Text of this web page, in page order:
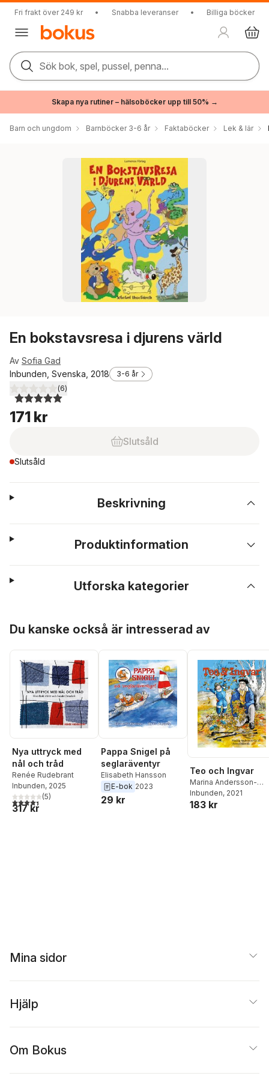
Fri frakt över 249 kr • Snabba leveranser • Billiga böcker
Sök bok, spel, pussel, penna...
Skapa nya rutiner – hälsoböcker upp till 50% →
Barn och ungdom Barnböcker 3-6 år Faktaböcker Lek & lär
En bokstavsresa i djurens värld
Av Sofia Gad
Inbunden, Svenska, 2018
3-6 år
5,0utav 5 stjärnor. Totalt antal röster:
(6)
171 kr
Slutsåld
Slutsåld
Beskrivning
Produktinformation
Utforska kategorier
Du kanske också är intresserad av
Nya uttryck med
nål och tråd
Renée Rudebrant
Inbunden, 2025
4,4utav 5 stjärnor. Totalt antal röster:
(5)
317 kr
Pappa Snigel på
seglaräventyr
Elisabeth Hansson
E-bok 2023
29 kr
Teo och Ingvar
Marina Andersson-
Enhil,Ulrica Daleroth
Inbunden, 2021
183 kr
Mina sidor
Hjälp
Om Bokus